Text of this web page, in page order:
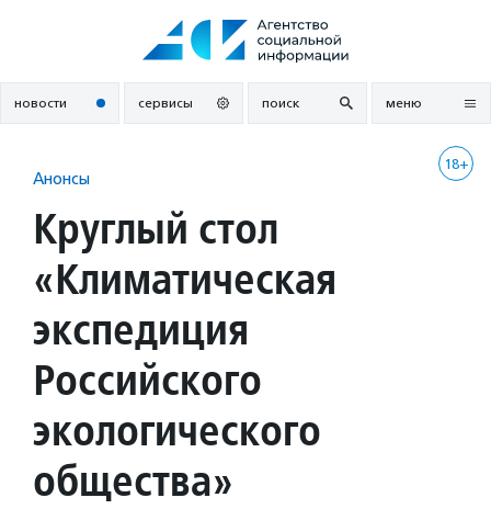
новости сервисы поиск меню
18+
Анонсы
Круглый стол
«Климатическая
экспедиция
Российского
экологического
общества»